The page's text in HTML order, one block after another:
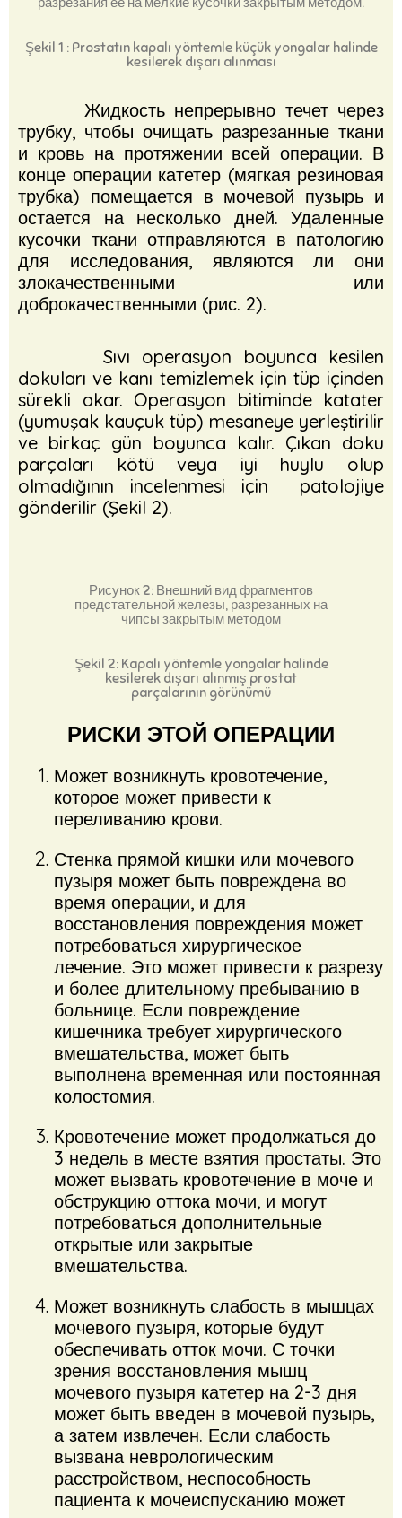
Şekil 1 : Prostatın kapalı yöntemle küçük yongalar halinde
kesilerek dışarı alınması
Жидкость непрерывно течет через
трубку, чтобы очищать разрезанные ткани
и кровь на протяжении всей операции. В
конце операции катетер (мягкая резиновая
трубка) помещается в мочевой пузырь и
остается на несколько дней. Удаленные
кусочки ткани отправляются в патологию
для исследования, являются ли они
злокачественными или
доброкачественными (рис. 2).
Sıvı operasyon boyunca kesilen
dokuları ve kanı temizlemek için tüp içinden
sürekli akar. Operasyon bitiminde katater
(yumuşak kauçuk tüp) mesaneye yerleştirilir
ve birkaç gün boyunca kalır. Çıkan doku
parçaları kötü veya iyi huylu olup
olmadığının incelenmesi için patolojiye
gönderilir (Şekil 2).
Рисунок 2: Внешний вид фрагментов
предстательной железы, разрезанных на
чипсы закрытым методом
Şekil 2: Kapalı yöntemle yongalar halinde
kesilerek dışarı alınmış prostat
parçalarının görünümü
РИСКИ ЭТОЙ ОПЕРАЦИИ
Может возникнуть кровотечение,
которое может привести к
переливанию крови.
Стенка прямой кишки или мочевого
пузыря может быть повреждена во
время операции, и для
восстановления повреждения может
потребоваться хирургическое
лечение. Это может привести к разрезу
и более длительному пребыванию в
больнице. Если повреждение
кишечника требует хирургического
вмешательства, может быть
выполнена временная или постоянная
колостомия.
Кровотечение может продолжаться до
3 недель в месте взятия простаты. Это
может вызвать кровотечение в моче и
обструкцию оттока мочи, и могут
потребоваться дополнительные
открытые или закрытые
вмешательства.
Может возникнуть слабость в мышцах
мочевого пузыря, которые будут
обеспечивать отток мочи. С точки
зрения восстановления мышц
мочевого пузыря катетер на 2-3 дня
может быть введен в мочевой пузырь,
а затем извлечен. Если слабость
вызвана неврологическим
расстройством, неспособность
пациента к мочеиспусканию может